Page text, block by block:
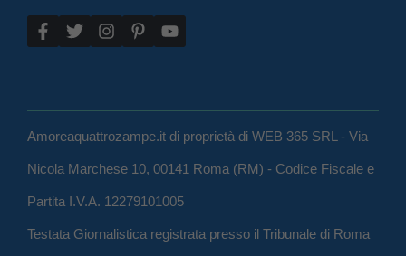
Amoreaquattrozampe.it di proprietà di WEB 365 SRL - Via
Nicola Marchese 10, 00141 Roma (RM) - Codice Fiscale e
Partita I.V.A. 12279101005
Testata Giornalistica registrata presso il Tribunale di Roma